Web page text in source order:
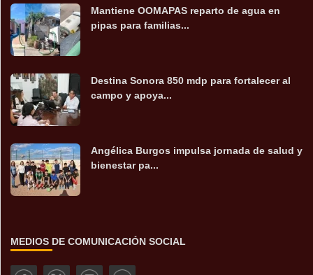
Mantiene OOMAPAS reparto de agua en
pipas para familias...
Destina Sonora 850 mdp para fortalecer al
campo y apoya...
Angélica Burgos impulsa jornada de salud y
bienestar pa...
MEDIOS DE COMUNICACIÓN SOCIAL